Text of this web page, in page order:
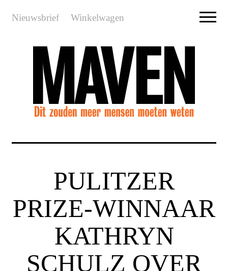
Nieuwsbrief Winkelwagen
PULITZER
PRIZE-WINNAAR
KATHRYN
SCHULZ OVER